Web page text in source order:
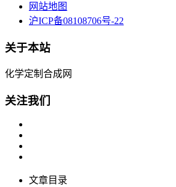
网站地图
沪ICP备08108706号-22
关于本站
化学定制合成网
关注我们
文章目录